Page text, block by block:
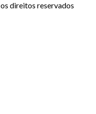
direitos reservados